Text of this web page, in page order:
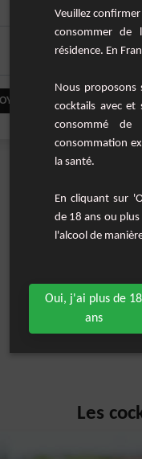
VOTRE COMMENTAIRE
Les
Veuillez
consommer de
résidence. En
Nous proposons
cocktails avec et
consommé de
consommation
la santé.
En cliquant sur
de 18 ans ou
l'alcool de
Oui, j'ai plus de 18
ans